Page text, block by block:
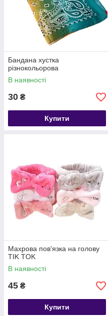
Бандана хустка
різнокольорова
В наявності
30 ₴
Купити
Махрова пов'язка на голову
TIK TOK
В наявності
45 ₴
Купити